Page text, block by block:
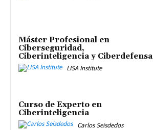
Máster Profesional en
Ciberseguridad,
Ciberinteligencia y Ciberdefensa
LISA Institute
Curso de Experto en
Ciberinteligencia
Carlos Seisdedos